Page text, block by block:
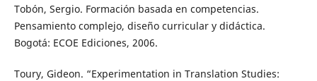
Tobón, Sergio. Formación basada en competencias.
Pensamiento complejo, diseño curricular y didáctica.
Bogotá: ECOE Ediciones, 2006.
Toury, Gideon. “Experimentation in Translation Studies: